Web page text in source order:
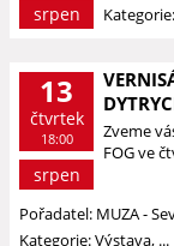
srpen
13
čtvrtek
18:00
srpen
Zveme
FOG ve
Pořadatel: MUZA -
Kategorie: Výstava, ...